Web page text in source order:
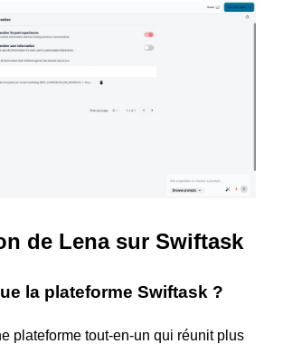
de Lena sur Swiftask
la plateforme Swiftask ?
plateforme tout-en-un qui réunit plus